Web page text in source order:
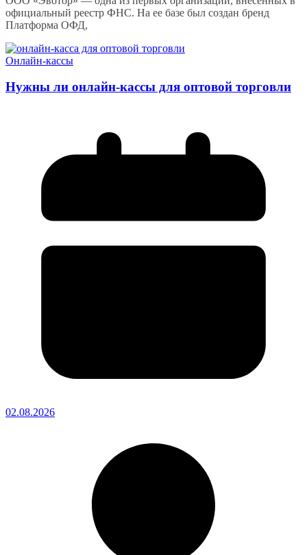
официальный реестр ФНС. На ее базе был создан бренд
Платформа ОФД,
Онлайн-кассы
Нужны ли онлайн-кассы для оптовой торговли
02.08.2026